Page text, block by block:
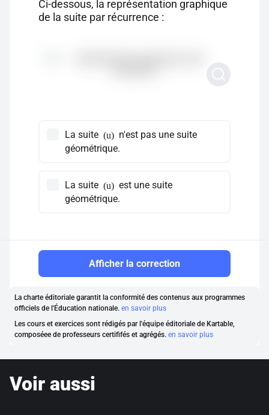
Ci-dessous, la représentation graphique
de la suite par récurrence :
La suite (u) n'est pas une suite
géométrique.
La suite (u) est une suite
géométrique.
Afficher la correction
La charte éditoriale garantit la conformité des contenus aux programmes
officiels de l'Éducation nationale. en savoir plus
Les cours et exercices sont rédigés par l'équipe éditoriale de Kartable,
composéee de professeurs certififés et agrégés. en savoir plus
Voir aussi